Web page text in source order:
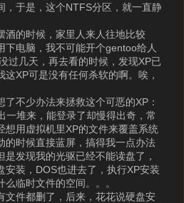
，于是，这个NTFS分区，就一直静
酒的时候，家里人来人往地比较
下电脑，我不可能开个gentoo给人
过几天，再去看的时候，发现XP已
XP可是没有任何杀软的啊。唉，
不少办法来拯救这个可恶的XP：
一堆来，能登录了却慢得出奇，常
想用虚拟机里XP的文件来覆盖系统
的时候直接蓝屏，搞得我一点办法
发现我的光驱已经不能读盘了，
安装，DOS也进去了，执行XP安装
临时文件的空间。。。
文件都删了，后来，花花说硬盘安